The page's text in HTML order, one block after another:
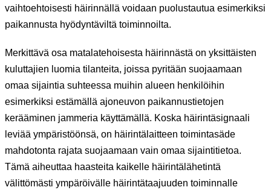
vaihtoehtoisesti häirinnällä voidaan puolustautua esimerkiksi
paikannusta hyödyntäviltä toiminnoilta.
Merkittävä osa matalatehoisesta häirinnästä on yksittäisten
kuluttajien luomia tilanteita, joissa pyritään suojaamaan
omaa sijaintia suhteessa muihin alueen henkilöihin
esimerkiksi estämällä ajoneuvon paikannustietojen
kerääminen jammeria käyttämällä. Koska häirintäsignaali
leviää ympäristöönsä, on häirintälaitteen toimintasäde
mahdotonta rajata suojaamaan vain omaa sijaintitietoa.
Tämä aiheuttaa haasteita kaikelle häirintälähetintä
välittömästi ympäröivälle häirintätaajuuden toiminnalle